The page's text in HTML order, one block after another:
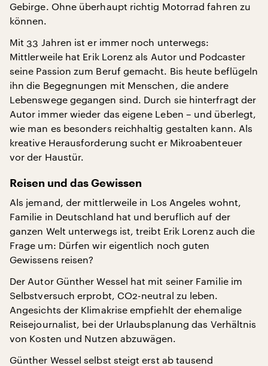
Gebirge. Ohne überhaupt richtig Motorrad fahren zu
können.
Mit 33 Jahren ist er immer noch unterwegs:
Mittlerweile hat Erik Lorenz als Autor und Podcaster
seine Passion zum Beruf gemacht. Bis heute beflügeln
ihn die Begegnungen mit Menschen, die andere
Lebenswege gegangen sind. Durch sie hinterfragt der
Autor immer wieder das eigene Leben – und überlegt,
wie man es besonders reichhaltig gestalten kann. Als
kreative Herausforderung sucht er Mikroabenteuer
vor der Haustür.
Reisen und das Gewissen
Als jemand, der mittlerweile in Los Angeles wohnt,
Familie in Deutschland hat und beruflich auf der
ganzen Welt unterwegs ist, treibt Erik Lorenz auch die
Frage um: Dürfen wir eigentlich noch guten
Gewissens reisen?
Der Autor Günther Wessel hat mit seiner Familie im
Selbstversuch erprobt, CO2-neutral zu leben.
Angesichts der Klimakrise empfiehlt der ehemalige
Reisejournalist, bei der Urlaubsplanung das Verhältnis
von Kosten und Nutzen abzuwägen.
Günther Wessel selbst steigt erst ab tausend